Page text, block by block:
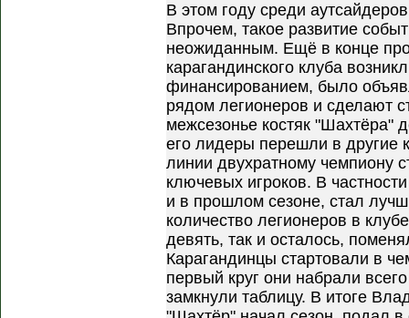
В этом году среди
Впрочем, такое развитие
неожиданным. Ещё в конце
карагандинского клуба
финансированием, было
рядом легионеров и сделают
межсезонье костяк "Шахтёра"
его лидеры перешли в
линии двухратному чемпиону
ключевых игроков. В
и в прошлом сезоне, стал
количество легионеров в
девять, так и осталось,
Карагандинцы стартовали в
первый круг они набрали
замкнули таблицу. В итоге